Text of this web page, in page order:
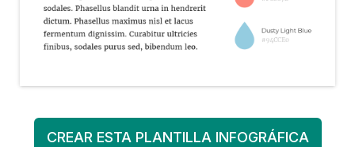
CREAR ESTA PLANTILLA INFOGRÁFICA
peso debe tener cada uno de sus tipos de letra.
letra negrita, medio o mínimo, pero ellos no lo